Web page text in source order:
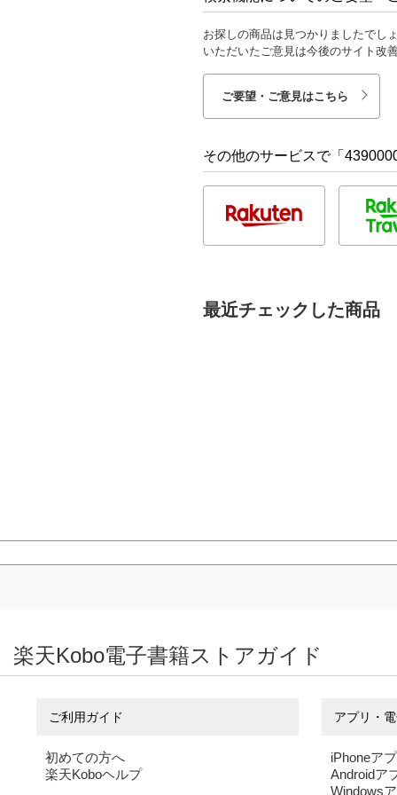
お探しの商品は見つかりましたでし
いただいたご意見は今後のサイト改
ご要望・ご意見はこちら
その他のサービスで「
最近チェックした商品
楽天Kobo電子書籍ストアガイド
ご利用ガイド
初めての方へ
楽天Koboヘルプ
アプリ・
iPhoneア
Androidア
Windows